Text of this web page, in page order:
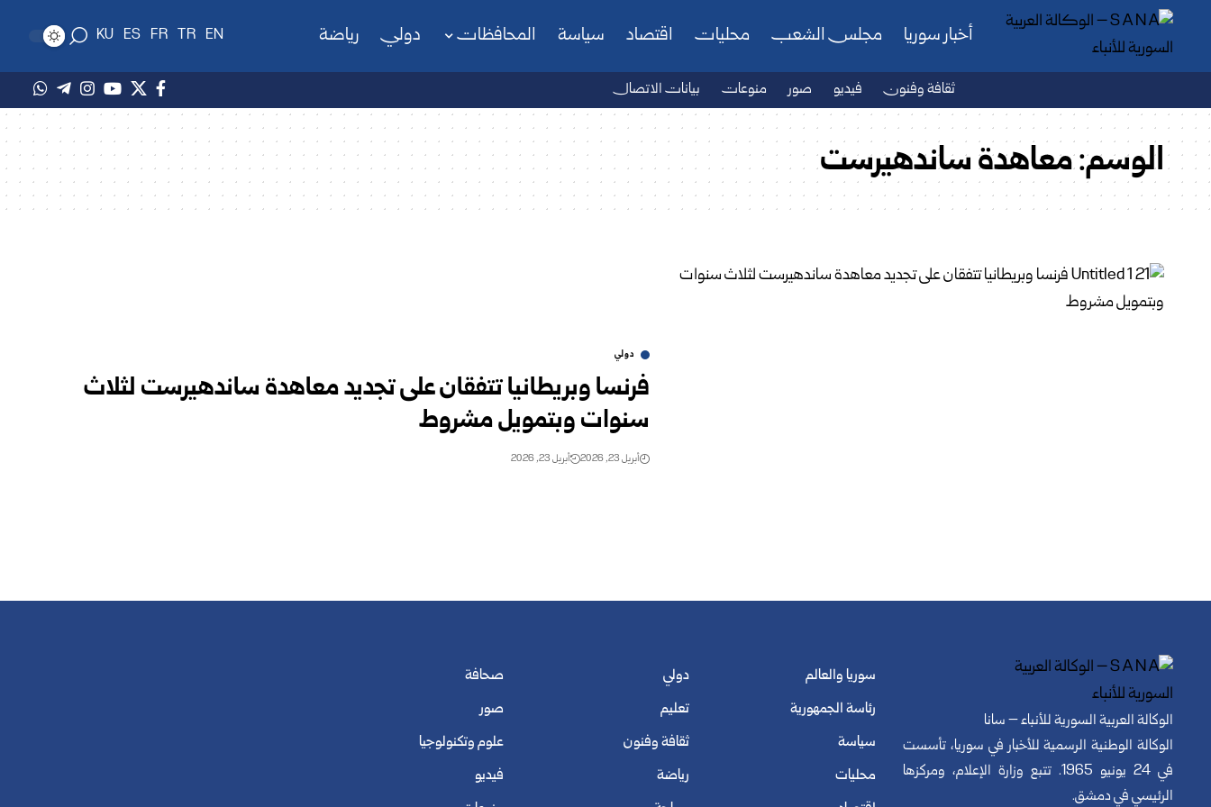
أخبار سوريا مجلس الشعب محليات اقتصاد سياسة المحافظات دولي رياضة EN
TR
FR
ES
KU
ثقافة وفنون فيديو صور منوعات بيانات الاتصال
الوسم:معاهدة ساندهيرست
دولي
فرنسا وبريطانيا تتفقان على تجديد معاهدة ساندهيرست لثلاث
سنوات وبتمويل مشروط
أبريل 23, 2026 أبريل 23, 2026
الوكالة العربية السورية للأنباء – سانا
الوكالة الوطنية الرسمية للأخبار في سوريا، تأسست
في 24 يونيو 1965. تتبع وزارة الإعلام، ومركزها
الرئيسي في دمشق.
سوريا والعالم
رئاسة الجمهورية
سياسة
محليات
دولي
تعليم
ثقافة وفنون
رياضة
صحافة
صور
علوم وتكنولوجيا
فيديو